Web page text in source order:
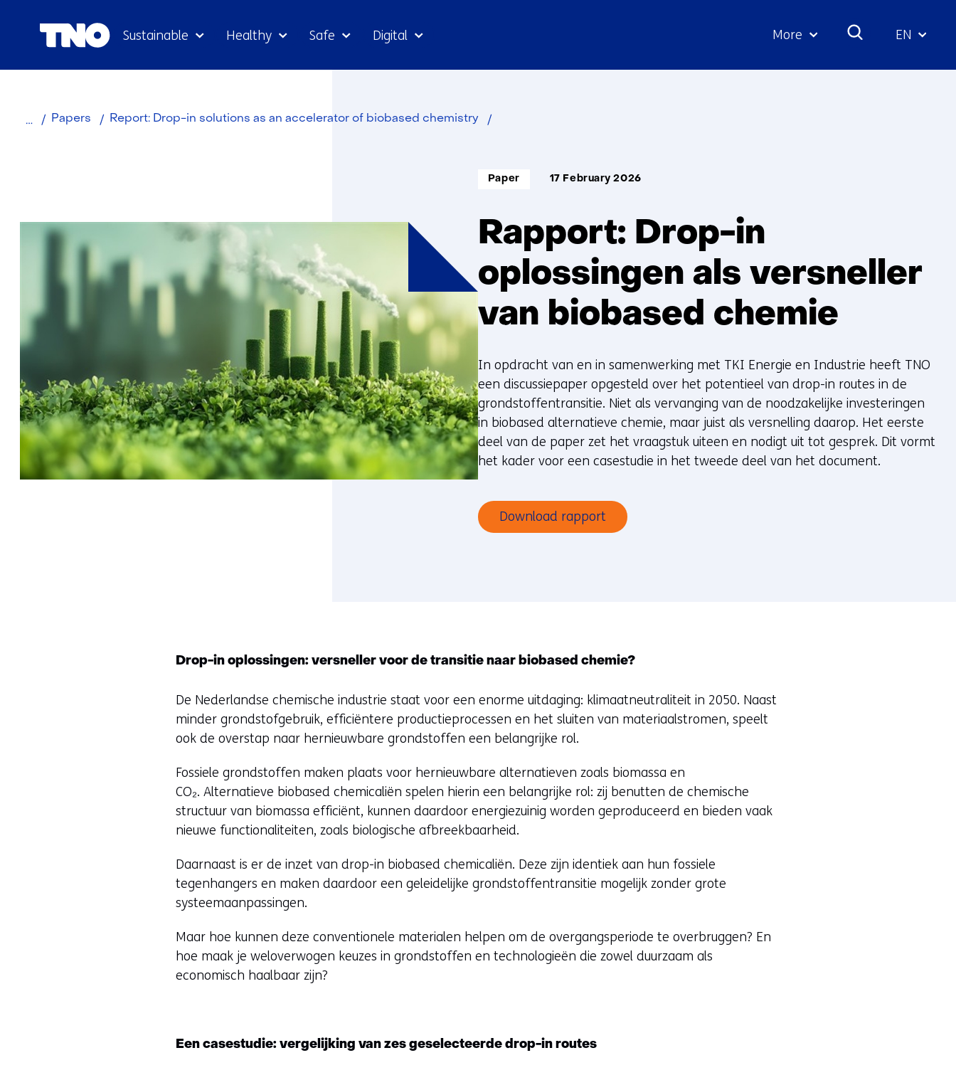
content
Sustainable Healthy Safe Digital More EN
Home Papers Report: Drop-in solutions as an accelerator of biobased chemistry
oplossingen
van
biobased
chemie
Informatietype:
Paper 17 February 2026
Rapport: Drop-in
oplossingen als versneller
van biobased chemie
In opdracht van en in samenwerking met TKI Energie en Industrie heeft TNO
een discussiepaper opgesteld over het potentieel van drop-in routes in de
grondstoffentransitie. Niet als vervanging van de noodzakelijke investeringen
in biobased alternatieve chemie, maar juist als versnelling daarop. Het eerste
deel van de paper zet het vraagstuk uiteen en nodigt uit tot gesprek. Dit vormt
het kader voor een casestudie in het tweede deel van het document.
Download rapport
Drop-in oplossingen: versneller voor de transitie naar biobased chemie?
De Nederlandse chemische industrie staat voor een enorme uitdaging: klimaatneutraliteit in 2050. Naast
minder grondstofgebruik, efficiëntere productieprocessen en het sluiten van materiaalstromen, speelt
ook de overstap naar hernieuwbare grondstoffen een belangrijke rol.
Fossiele grondstoffen maken plaats voor hernieuwbare alternatieven zoals biomassa en
CO₂. Alternatieve biobased chemicaliën spelen hierin een belangrijke rol: zij benutten de chemische
structuur van biomassa efficiënt, kunnen daardoor energiezuinig worden geproduceerd en bieden vaak
nieuwe functionaliteiten, zoals biologische afbreekbaarheid.
Daarnaast is er de inzet van drop-in biobased chemicaliën. Deze zijn identiek aan hun fossiele
tegenhangers en maken daardoor een geleidelijke grondstoffentransitie mogelijk zonder grote
systeemaanpassingen.
Maar hoe kunnen deze conventionele materialen helpen om de overgangsperiode te overbruggen? En
hoe maak je weloverwogen keuzes in grondstoffen en technologieën die zowel duurzaam als
economisch haalbaar zijn?
Een casestudie: vergelijking van zes geselecteerde drop-in routes